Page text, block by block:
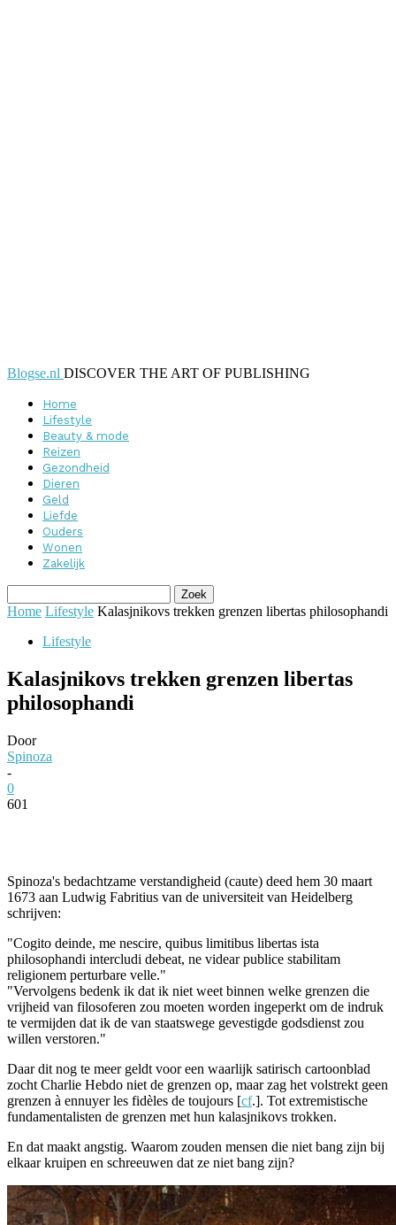
Blogse.nl DISCOVER THE ART OF PUBLISHING
Home
Lifestyle
Beauty & mode
Reizen
Gezondheid
Dieren
Geld
Liefde
Ouders
Wonen
Zakelijk
Home Lifestyle Kalasjnikovs trekken grenzen libertas philosophandi
Lifestyle
Kalasjnikovs trekken grenzen libertas
philosophandi
Door
Spinoza
-
0
601
Spinoza's bedachtzame verstandigheid (caute) deed hem 30 maart
1673 aan Ludwig Fabritius van de universiteit van Heidelberg
schrijven:
"Cogito deinde, me nescire, quibus limitibus libertas ista
philosophandi intercludi debeat, ne videar publice stabilitam
religionem perturbare velle."
"Vervolgens bedenk ik dat ik niet weet binnen welke grenzen die
vrijheid van filosoferen zou moeten worden ingeperkt om de indruk
te vermijden dat ik de van staatswege gevestigde godsdienst zou
willen verstoren."
Daar dit nog te meer geldt voor een waarlijk satirisch cartoonblad
zocht Charlie Hebdo niet de grenzen op, maar zag het volstrekt geen
grenzen à ennuyer les fidèles de toujours [cf.]. Tot extremistische
fundamentalisten de grenzen met hun kalasjnikovs trokken.
En dat maakt angstig. Waarom zouden mensen die niet bang zijn bij
elkaar kruipen en schreeuwen dat ze niet bang zijn?